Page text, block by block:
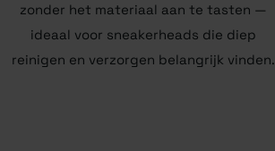
zonder het materiaal aan te tasten —
ideaal voor sneakerheads die diep
reinigen en verzorgen belangrijk vinden.